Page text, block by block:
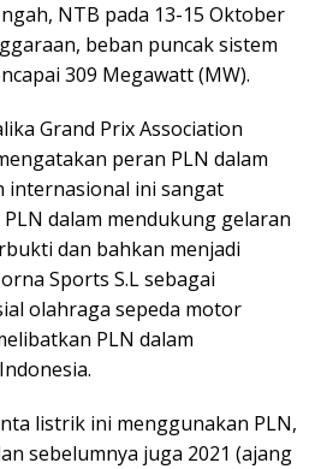
NTB pada 13-15 Oktober
beban puncak sistem
309 Megawatt (MW).
Grand Prix Association
peran PLN dalam
internasional ini sangat
dalam mendukung gelaran
dan bahkan menjadi
Sports S.L sebagai
olahraga sepeda motor
PLN dalam
listrik ini menggunakan PLN,
sebelumnya juga 2021 (ajang